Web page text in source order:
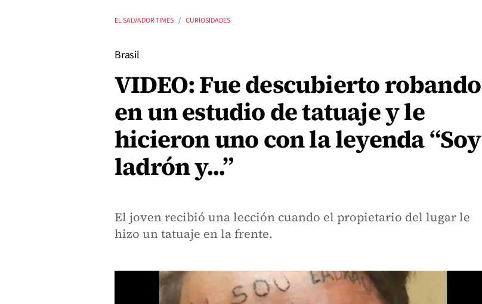
EL SALVADOR TIMES CURIOSIDADES
Brasil
VIDEO: Fue descubierto robando
en un estudio de tatuaje y le
hicieron uno con la leyenda “Soy
ladrón y...”
El joven recibió una lección cuando el propietario del lugar le
hizo un tatuaje en la frente.